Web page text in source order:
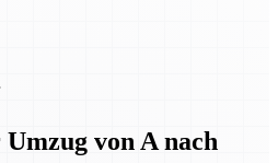
von A nach